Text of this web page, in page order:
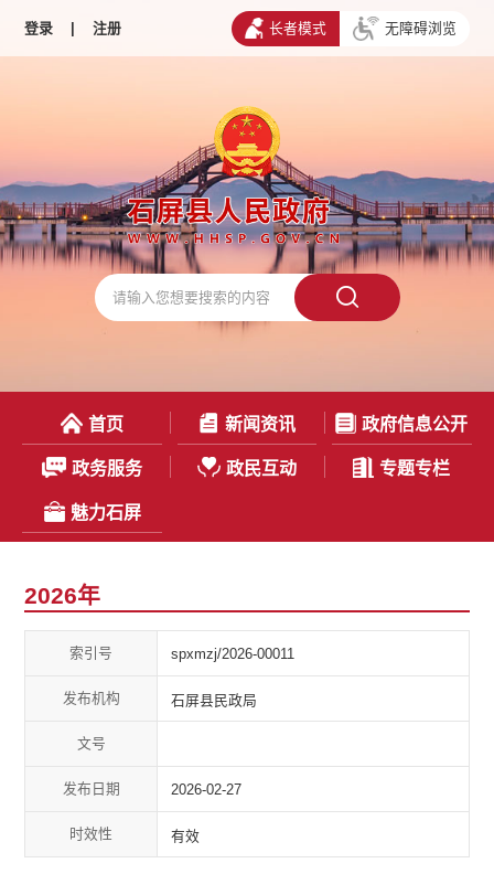
登录 | 注册 长者模式 无障碍浏览
首页 新闻资讯 政府信息公开
政务服务 政民互动 专题专栏
魅力石屏
2026年
索引号 spxmzj/2026-00011
发布机构 石屏县民政局
文号
发布日期 2026-02-27
时效性 有效